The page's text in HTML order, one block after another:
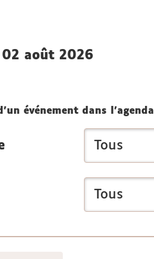
02 août 2026
événement dans l'agenda